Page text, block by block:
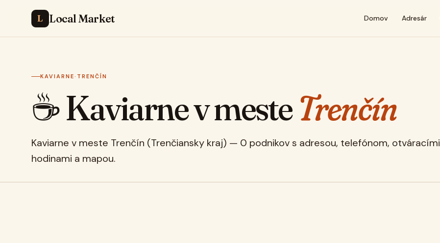
L Local Market Domov Adresár
KAVIARNE· TRENČÍN
☕ Kaviarne v mesteTrenčín
Kaviarne v meste Trenčín (Trenčiansky kraj) — 0 podnikov s adresou, telefónom, otváracími
hodinami a mapou.